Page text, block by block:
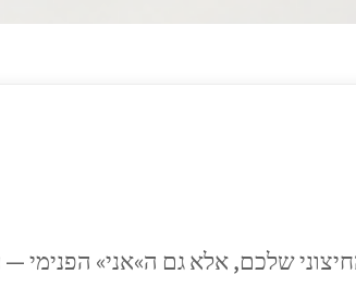
שלכם, אלא גם ה»אני» הפנימי —